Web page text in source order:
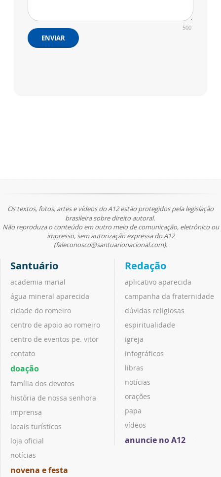
500
ENVIAR
Os textos, fotos, artes e vídeos do A12 estão protegidos pela legislação
brasileira sobre direito autoral.
Não reproduza o conteúdo em outro meio de comunicação, eletrônico ou
impresso, sem autorização expressa do A12
(faleconosco@santuarionacional.com).
Santuário
academia marial
água mineral aparecida
cidade do romeiro
centro de apoio ao romeiro
centro de eventos pe. vitor
contato
doação
família dos devotos
história de nossa senhora
imprensa
locais turísticos
loja oficial
notícias
novena e festa
Redação
aplicativo aparecida
campanha da fraternidade
dúvidas religiosas
espiritualidade
igreja
infográficos
libras
notícias
orações
papa
vídeos
anuncie no A12